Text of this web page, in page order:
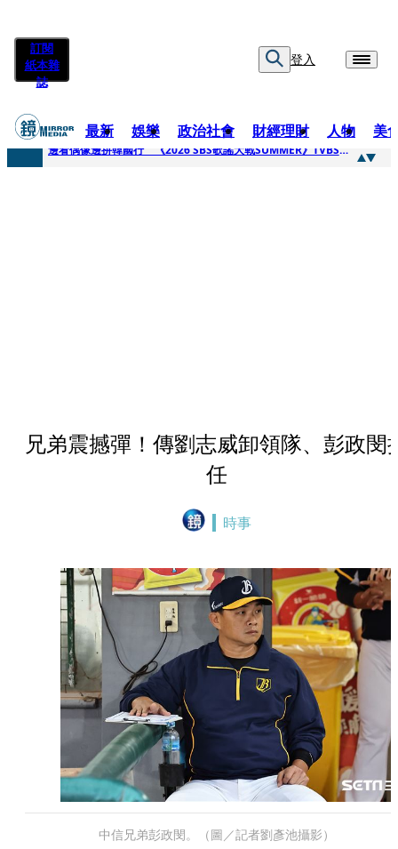
訂閱
紙本雜
誌
登入
最新 娛樂 政治社會 財經理財 人物 美
快訊
邊看偶像邊拚韓國行 《2026 SBS歌謠大戰SUMMER》TVBS直播祭追星福利
兄弟震撼彈！傳劉志威卸領隊、彭政閔
任
時事
中信兄弟彭政閔。（圖／記者劉彥池攝影）